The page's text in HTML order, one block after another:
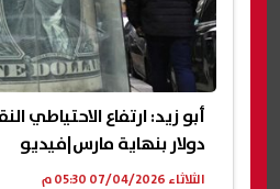
دولار بنهاية مارس|فيديو
الثلاثاء 07/04/2026 05:30 م